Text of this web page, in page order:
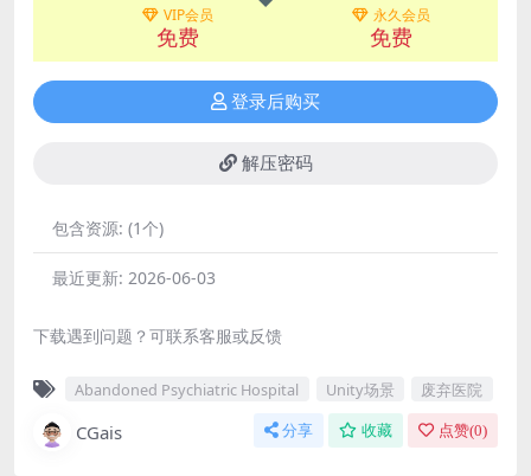
VIP会员
免费
永久会员
免费
登录后购买
解压密码
包含资源: (1个)
最近更新: 2026-06-03
下载遇到问题？可联系客服或反馈
Abandoned Psychiatric Hospital Unity场景 废弃医院
CGais 分享 收藏 点赞(0)